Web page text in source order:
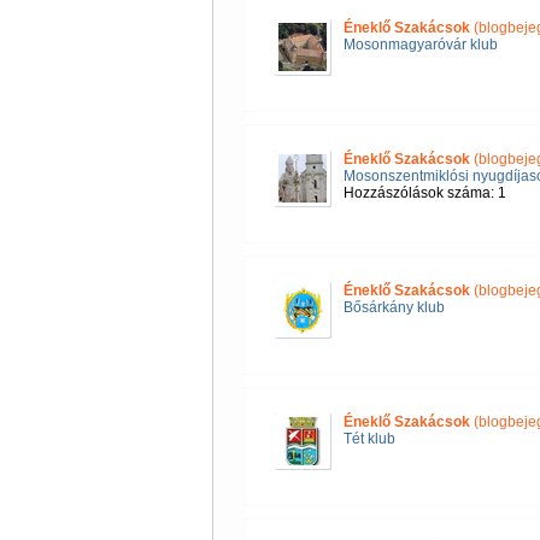
Éneklő Szakácsok
Mosonmagyaróvár klub
Éneklő Szakácsok
Mosonszentmiklósi
Hozzászólások száma: 1
Éneklő Szakácsok
Bősárkány klub
Éneklő Szakácsok
Tét klub